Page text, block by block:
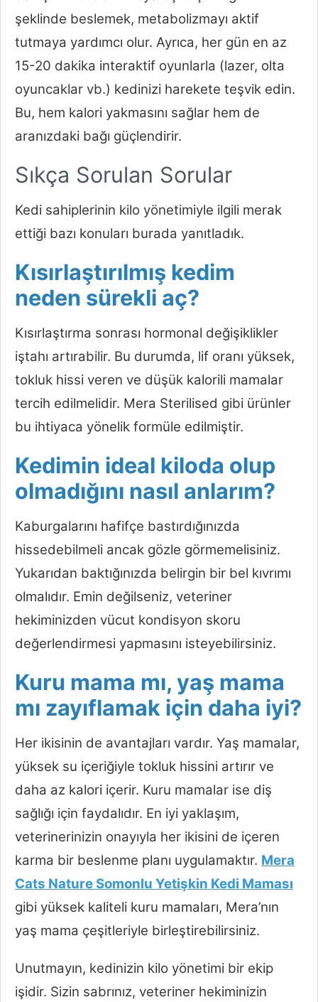
şeklinde beslemek, metabolizmayı aktif
tutmaya yardımcı olur. Ayrıca, her gün en az
15-20 dakika interaktif oyunlarla (lazer, olta
oyuncaklar vb.) kedinizi harekete teşvik edin.
Bu, hem kalori yakmasını sağlar hem de
aranızdaki bağı güçlendirir.
Sıkça Sorulan Sorular
Kedi sahiplerinin kilo yönetimiyle ilgili merak
ettiği bazı konuları burada yanıtladık.
Kısırlaştırılmış kedim
neden sürekli aç?
Kısırlaştırma sonrası hormonal değişiklikler
iştahı artırabilir. Bu durumda, lif oranı yüksek,
tokluk hissi veren ve düşük kalorili mamalar
tercih edilmelidir. Mera Sterilised gibi ürünler
bu ihtiyaca yönelik formüle edilmiştir.
Kedimin ideal kiloda olup
olmadığını nasıl anlarım?
Kaburgalarını hafifçe bastırdığınızda
hissedebilmeli ancak gözle görmemelisiniz.
Yukarıdan baktığınızda belirgin bir bel kıvrımı
olmalıdır. Emin değilseniz, veteriner
hekiminizden vücut kondisyon skoru
değerlendirmesi yapmasını isteyebilirsiniz.
Kuru mama mı, yaş mama
mı zayıflamak için daha iyi?
Her ikisinin de avantajları vardır. Yaş mamalar,
yüksek su içeriğiyle tokluk hissini artırır ve
daha az kalori içerir. Kuru mamalar ise diş
sağlığı için faydalıdır. En iyi yaklaşım,
veterinerinizin onayıyla her ikisini de içeren
karma bir beslenme planı uygulamaktır. Mera
Cats Nature Somonlu Yetişkin Kedi Maması
gibi yüksek kaliteli kuru mamaları, Mera’nın
yaş mama çeşitleriyle birleştirebilirsiniz.
Unutmayın, kedinizin kilo yönetimi bir ekip
işidir. Sizin sabrınız, veteriner hekiminizin